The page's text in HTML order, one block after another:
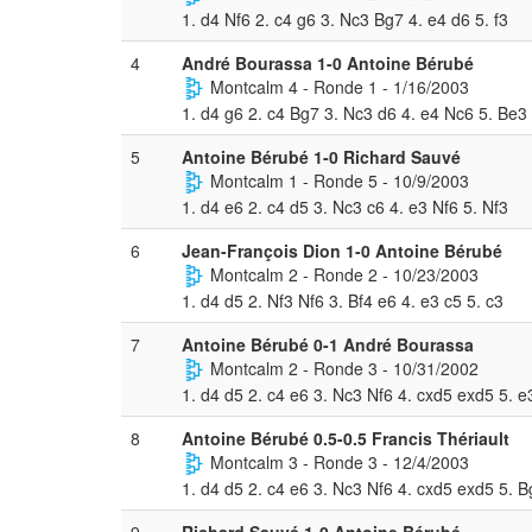
1. d4 Nf6 2. c4 g6 3. Nc3 Bg7 4. e4 d6 5. f3
4
André Bourassa 1-0 Antoine Bérubé
Montcalm 4 - Ronde 1 - 1/16/2003
1. d4 g6 2. c4 Bg7 3. Nc3 d6 4. e4 Nc6 5. Be3
5
Antoine Bérubé 1-0 Richard Sauvé
Montcalm 1 - Ronde 5 - 10/9/2003
1. d4 e6 2. c4 d5 3. Nc3 c6 4. e3 Nf6 5. Nf3
6
Jean-François Dion 1-0 Antoine Bérubé
Montcalm 2 - Ronde 2 - 10/23/2003
1. d4 d5 2. Nf3 Nf6 3. Bf4 e6 4. e3 c5 5. c3
7
Antoine Bérubé 0-1 André Bourassa
Montcalm 2 - Ronde 3 - 10/31/2002
1. d4 d5 2. c4 e6 3. Nc3 Nf6 4. cxd5 exd5 5.
8
Antoine Bérubé 0.5-0.5 Francis Thériault
Montcalm 3 - Ronde 3 - 12/4/2003
1. d4 d5 2. c4 e6 3. Nc3 Nf6 4. cxd5 exd5 5.